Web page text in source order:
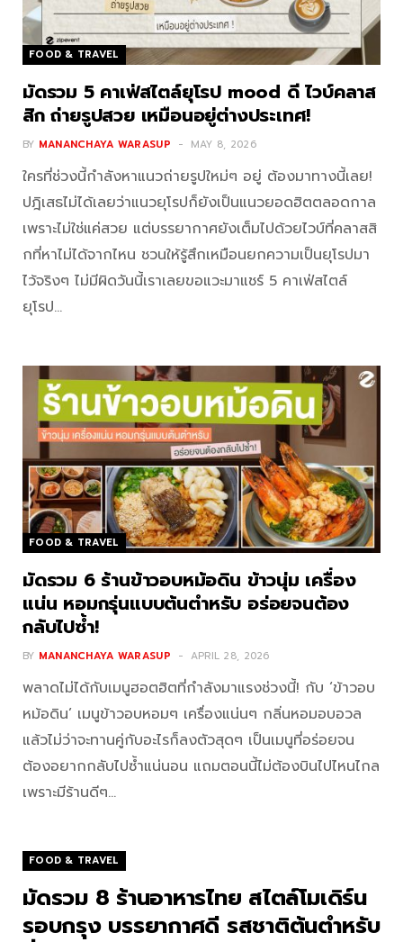
FOOD & TRAVEL
มัดรวม 5 คาเฟ่สไตล์ยุโรป mood ดี ไวบ์คลาส
สิก ถ่ายรูปสวย เหมือนอยู่ต่างประเทศ!
BY MANANCHAYA WARASUP MAY 8, 2026
ใครที่ช่วงนี้กำลังหาแนวถ่ายรูปใหม่ๆ อยู่ ต้องมาทางนี้เลย!
ปฎิเสธไม่ได้เลยว่าแนวยุโรปก็ยังเป็นแนวยอดฮิตตลอดกาล
เพราะไม่ใช่แค่สวย แต่บรรยากาศยังเต็มไปด้วยไวบ์ที่คลาสสิ
กที่หาไม่ได้จากไหน ชวนให้รู้สึกเหมือนยกความเป็นยุโรปมา
ไว้จริงๆ ไม่มีผิดวันนี้เราเลยขอแวะมาแชร์ 5 คาเฟ่สไตล์
ยุโรป…
FOOD & TRAVEL
มัดรวม 6 ร้านข้าวอบหม้อดิน ข้าวนุ่ม เครื่อง
แน่น หอมกรุ่นแบบต้นตำหรับ อร่อยจนต้อง
กลับไปซ้ำ!
BY MANANCHAYA WARASUP APRIL 28, 2026
พลาดไม่ได้กับเมนูฮอตฮิตที่กำลังมาแรงช่วงนี้! กับ ‘ข้าวอบ
หม้อดิน’ เมนูข้าวอบหอมๆ เครื่องแน่นๆ กลิ่นหอมอบอวล
แล้วไม่ว่าจะทานคู่กับอะไรก็ลงตัวสุดๆ เป็นเมนูที่อร่อยจน
ต้องอยากกลับไปซ้ำแน่นอน แถมตอนนี้ไม่ต้องบินไปไหนไกล
เพราะมีร้านดีๆ…
FOOD & TRAVEL
มัดรวม 8 ร้านอาหารไทย สไตล์โมเดิร์น
รอบกรุง บรรยากาศดี รสชาติต้นตำหรับ